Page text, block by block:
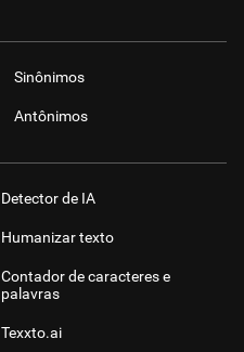
Sinônimos
Antônimos
Detector de IA
Humanizar texto
Contador de caracteres e
palavras
Texxto.ai